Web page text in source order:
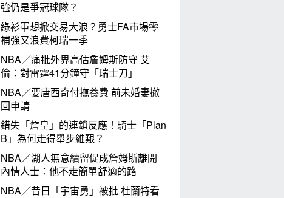
強仍是爭冠球隊？
綠衫軍想掀交易大浪？勇士FA市場零
補強又浪費柯瑞一季
NBA／痛批外界高估詹姆斯防守 艾
倫：對雷霆41分鐘守「瑞士刀」
NBA／要唐西奇付撫養費 前未婚妻撤
回申請
錯失「詹皇」的連鎖反應！騎士「Plan
B」為何走得舉步維艱？
NBA／湖人無意續留促成詹姆斯離開
內情人士：他不走簡單舒適的路
NBA／昔日「宇宙勇」被批 杜蘭特看